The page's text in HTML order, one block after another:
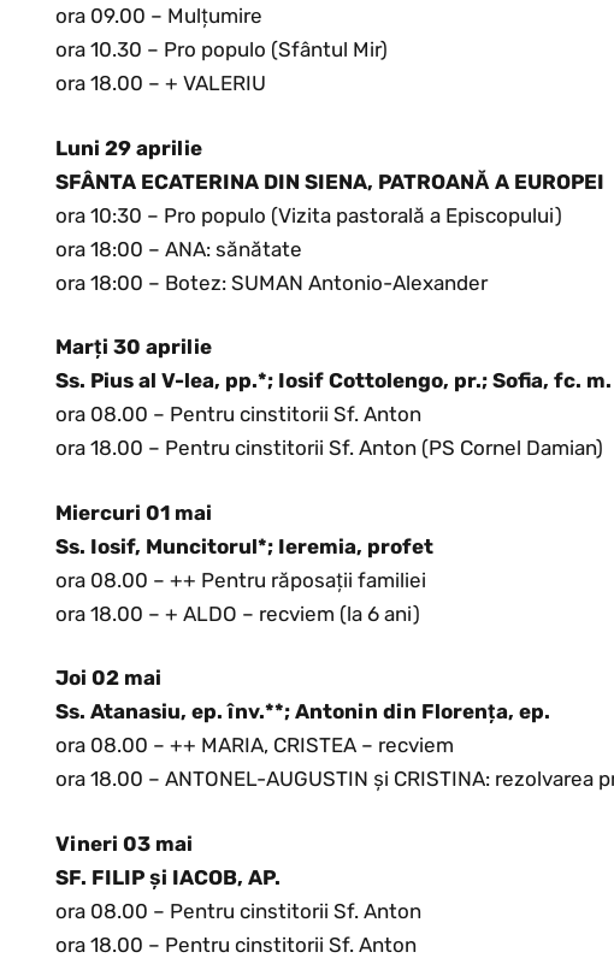
ora 09.00 – Mulțumire
ora 10.30 – Pro populo (Sfântul Mir)
ora 18.00 – + VALERIU
Luni 29 aprilie
SFÂNTA ECATERINA DIN SIENA, PATROANĂ A EUROPEI
ora 10:30 – Pro populo (Vizita pastorală a Episcopului)
ora 18:00 – ANA: sănătate
ora 18:00 – Botez: SUMAN Antonio-Alexander
Marți 30 aprilie
Ss. Pius al V-lea, pp.*; Iosif Cottolengo, pr.; Sofia, fc. m.
ora 08.00 – Pentru cinstitorii Sf. Anton
ora 18.00 – Pentru cinstitorii Sf. Anton (PS Cornel Damian)
Miercuri 01 mai
Ss. Iosif, Muncitorul*; Ieremia, profet
ora 08.00 – ++ Pentru răposații familiei
ora 18.00 – + ALDO – recviem (la 6 ani)
Joi 02 mai
Ss. Atanasiu, ep. înv.**; Antonin din Florența, ep.
ora 08.00 – ++ MARIA, CRISTEA – recviem
ora 18.00 – ANTONEL-AUGUSTIN și CRISTINA: rezolvarea
Vineri 03 mai
SF. FILIP și IACOB, AP.
ora 08.00 – Pentru cinstitorii Sf. Anton
ora 18.00 – Pentru cinstitorii Sf. Anton